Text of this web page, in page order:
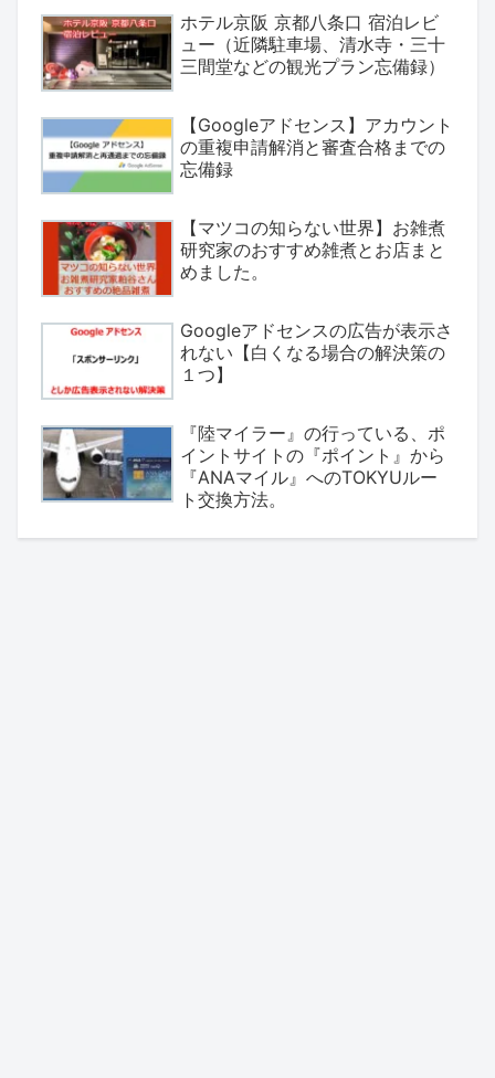
ホテル京阪 京都八条口 宿泊レビ
ュー（近隣駐車場、清水寺・三十
三間堂などの観光プラン忘備録）
【Googleアドセンス】アカウント
の重複申請解消と審査合格までの
忘備録
【マツコの知らない世界】お雑煮
研究家のおすすめ雑煮とお店まと
めました。
Googleアドセンスの広告が表示さ
れない【白くなる場合の解決策の
１つ】
『陸マイラー』の行っている、ポ
イントサイトの『ポイント』から
『ANAマイル』へのTOKYUルー
ト交換方法。